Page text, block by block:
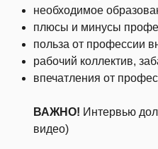
необходимое
плюсы и минусы
польза от профессии
рабочий коллектив,
впечатления от
ВАЖНО! Интервью
видео)